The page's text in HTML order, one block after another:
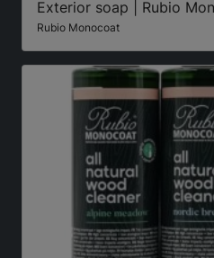
Exterior soap | Rubio
Rubio Monocoat